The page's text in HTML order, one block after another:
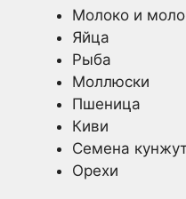
Молоко и
Яйца
Рыба
Моллюски
Пшеница
Киви
Семена
Орехи